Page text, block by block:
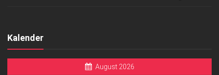
Kalender
August 2026